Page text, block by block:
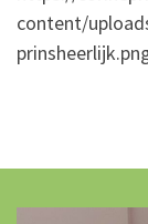
content/